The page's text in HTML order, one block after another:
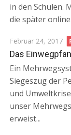
in den Schulen.
die später
Posted
on
Februar 24, 2017
Das
Ein
Siegeszug der
und
unser
erweist...